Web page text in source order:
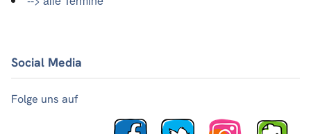
Social Media
Folge uns auf